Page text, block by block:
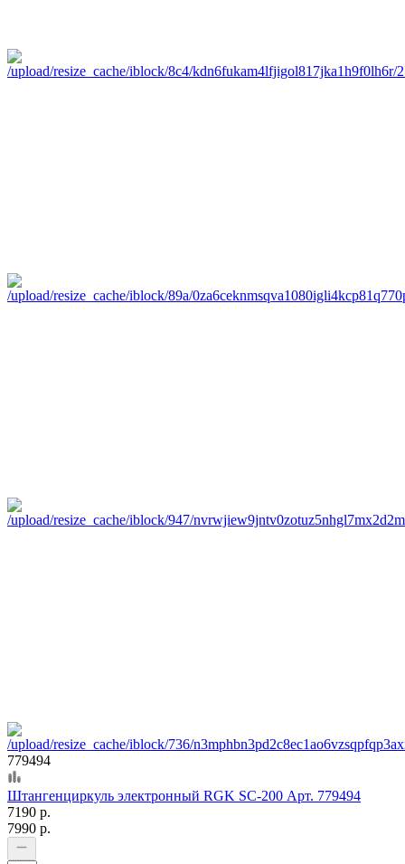
779494
Штангенциркуль электронный RGK SC-200 Арт. 779494
7190 р.
7990 р.